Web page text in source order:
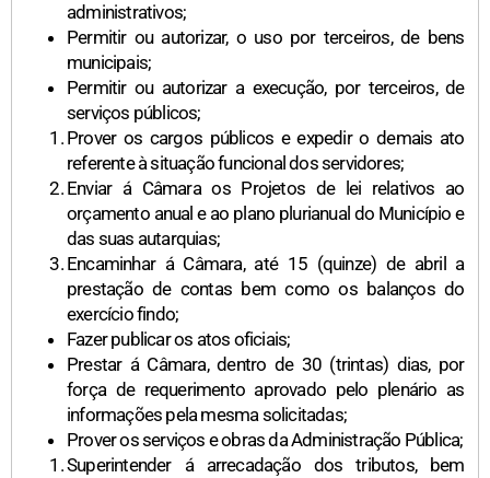
administrativos;
Permitir ou autorizar, o uso por terceiros, de bens
municipais;
Permitir ou autorizar a execução, por terceiros, de
serviços públicos;
Prover os cargos públicos e expedir o demais ato
referente à situação funcional dos servidores;
Enviar á Câmara os Projetos de lei relativos ao
orçamento anual e ao plano plurianual do Município e
das suas autarquias;
Encaminhar á Câmara, até 15 (quinze) de abril a
prestação de contas bem como os balanços do
exercício findo;
Fazer publicar os atos oficiais;
Prestar á Câmara, dentro de 30 (trintas) dias, por
força de requerimento aprovado pelo plenário as
informações pela mesma solicitadas;
Prover os serviços e obras da Administração Pública;
Superintender á arrecadação dos tributos, bem